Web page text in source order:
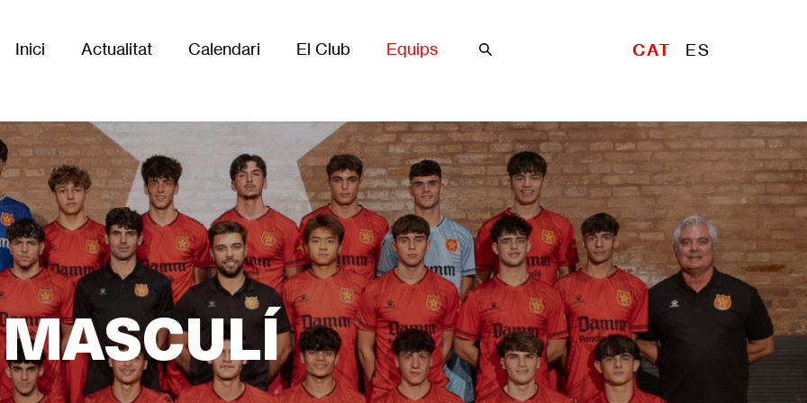
Inici Actualitat Calendari El Club Equips CAT ES